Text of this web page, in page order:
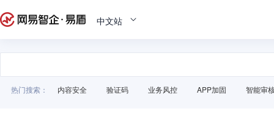
中文站
热门搜索： 内容安全 验证码 业务风控 APP加固 智能审